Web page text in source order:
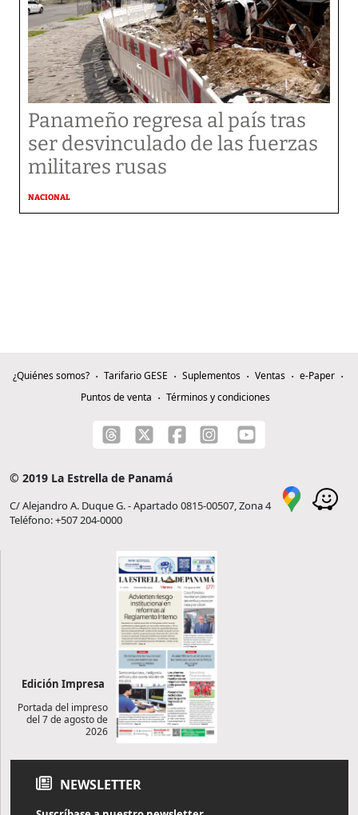
Panameño regresa al país tras
ser desvinculado de las fuerzas
militares rusas
NACIONAL
¿Quiénes somos? Tarifario GESE Suplementos Ventas
e-Paper
Puntos de venta
Términos y condiciones
© 2019 La Estrella de Panamá
C/ Alejandro A. Duque G. - Apartado 0815-00507, Zona 4
Teléfono: +507 204-0000
Edición Impresa
Portada del impreso
del 7 de agosto de
2026
NEWSLETTER